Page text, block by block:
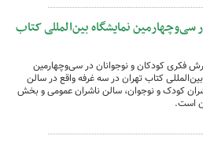
سی‌وچهارمین نمایشگاه بین‌المللی کتاب
فکری کودکان و نوجوانان در سی‌وچهارمین
کتاب تهران در سه غرفه واقع در سالن
کودک و نوجوان، سالن ناشران عمومی و بخش
است.